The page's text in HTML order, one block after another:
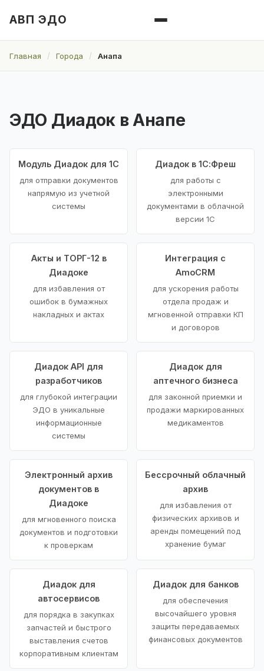
АВП ЭДО
Главная Города Анапа
ЭДО Диадок в Анапе
Модуль Диадок для 1С
для отправки документов
напрямую из учетной
системы
Диадок в 1С:Фреш
для работы с
электронными
документами в облачной
версии 1С
Акты и ТОРГ-12 в
Диадоке
для избавления от
ошибок в бумажных
накладных и актах
Интеграция с
AmoCRM
для ускорения работы
отдела продаж и
мгновенной отправки КП
и договоров
Диадок API для
разработчиков
для глубокой интеграции
ЭДО в уникальные
информационные
системы
Диадок для
аптечного бизнеса
для законной приемки и
продажи маркированных
медикаментов
Электронный архив
документов в
Диадоке
для мгновенного поиска
документов и подготовки
к проверкам
Бессрочный облачный
архив
для избавления от
физических архивов и
аренды помещений под
хранение бумаг
Диадок для
автосервисов
для порядка в закупках
запчастей и быстрого
выставления счетов
корпоративным клиентам
Диадок для банков
для обеспечения
высочайшего уровня
защиты передаваемых
финансовых документов